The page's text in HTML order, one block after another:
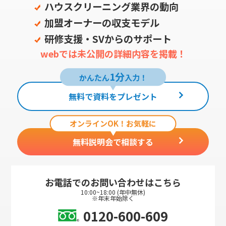
ハウスクリーニング業界の動向
加盟オーナーの収支モデル
研修支援・SVからのサポート
webでは未公開の詳細内容を掲載！
かんたん1分入力！
無料で資料をプレゼント
オンラインOK！お気軽に
無料説明会で相談する
お電話でのお問い合わせはこちら
10:00~18:00 (年中無休)
※年末年始除く
0120-600-609